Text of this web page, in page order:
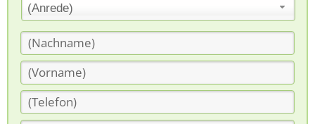
(Anrede)